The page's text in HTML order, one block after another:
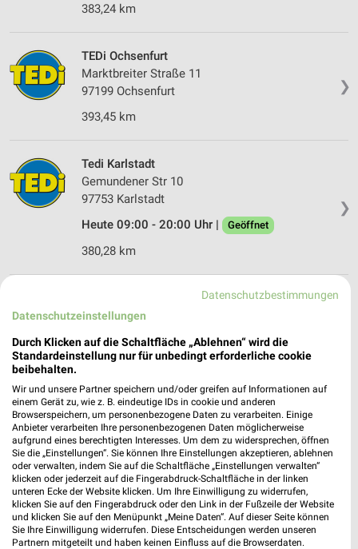
383,24 km
❯
TEDi Ochsenfurt
Marktbreiter Straße 11
97199 Ochsenfurt
393,45 km
❯
Tedi Karlstadt
Gemundener Str 10
97753 Karlstadt
Heute 09:00 - 20:00 Uhr |
Geöffnet
380,28 km
Mittlerer Weg 23a
364,63 km
Tedi Marktheidenfeld
Am Rathaus 1
97828 Marktheidenfeld
Heute 09:00 - 20:00 Uhr | Geöffnet
398,34 km
Tedi Tauberbischofsheim
Datenschutzbestimmungen
Datenschutzeinstellungen
Durch Klicken auf die Schaltfläche „Ablehnen“ wird die
Standardeinstellung nur für unbedingt erforderliche cookie
beibehalten.
Wir und unsere Partner speichern und/oder greifen auf Informationen auf
einem Gerät zu, wie z. B. eindeutige IDs in cookie und anderen
Browserspeichern, um personenbezogene Daten zu verarbeiten. Einige
Anbieter verarbeiten Ihre personenbezogenen Daten möglicherweise
aufgrund eines berechtigten Interesses. Um dem zu widersprechen, öffnen
Sie die „Einstellungen“. Sie können Ihre Einstellungen akzeptieren, ablehnen
oder verwalten, indem Sie auf die Schaltfläche „Einstellungen verwalten“
klicken oder jederzeit auf die Fingerabdruck-Schaltfläche in der linken
unteren Ecke der Website klicken. Um Ihre Einwilligung zu widerrufen,
klicken Sie auf den Fingerabdruck oder den Link in der Fußzeile der Website
und klicken Sie auf den Menüpunkt „Meine Daten“. Auf dieser Seite können
Sie Ihre Einwilligung widerrufen. Diese Entscheidungen werden unseren
Partnern mitgeteilt und haben keinen Einfluss auf die Browserdaten.